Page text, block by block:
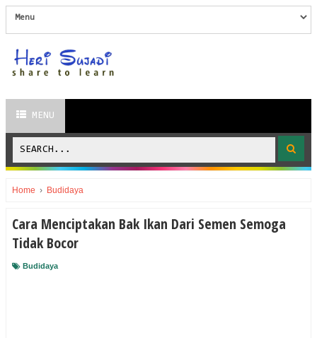
MENU
Home › Budidaya
Cara Menciptakan Bak Ikan Dari Semen Semoga
Tidak Bocor
Budidaya